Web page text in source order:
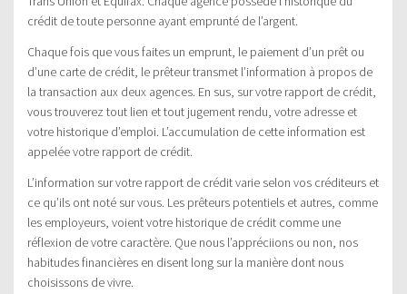
crédit de toute personne ayant emprunté de l’argent.
Chaque fois que vous faites un emprunt, le paiement d’un prêt ou
d’une carte de crédit, le prêteur transmet l’information à propos de
la transaction aux deux agences. En sus, sur votre rapport de crédit,
vous trouverez tout lien et tout jugement rendu, votre adresse et
votre historique d’emploi. L’accumulation de cette information est
appelée votre rapport de crédit.
L’information sur votre rapport de crédit varie selon vos créditeurs et
ce qu’ils ont noté sur vous. Les prêteurs potentiels et autres, comme
les employeurs, voient votre historique de crédit comme une
réflexion de votre caractère. Que nous l’appréciions ou non, nos
habitudes financières en disent long sur la manière dont nous
choisissons de vivre.